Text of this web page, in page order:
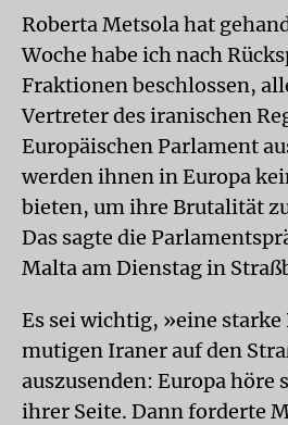
Roberta Metsola hat
Woche habe ich nach
Fraktionen beschlossen,
Vertreter des iranischen
Europäischen Parlament
werden ihnen in Europa
bieten, um ihre Brutalität
Das sagte die
Malta am Dienstag in
Es sei wichtig, »eine starke
mutigen Iraner auf den
auszusenden: Europa höre
ihrer Seite. Dann forderte